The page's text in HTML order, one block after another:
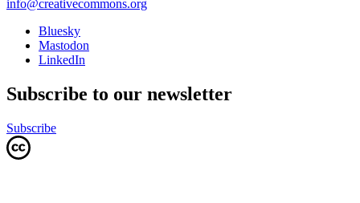
info@creativecommons.org
Bluesky
Mastodon
LinkedIn
Subscribe to our newsletter
Subscribe